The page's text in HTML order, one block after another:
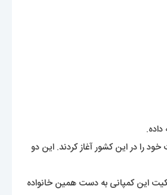
مهاجرت کرده و فعالیت خود را در این کشور آغاز کردند. این دو
شد و تا به امروز مالکیت این کمپانی به دست همین خانواده